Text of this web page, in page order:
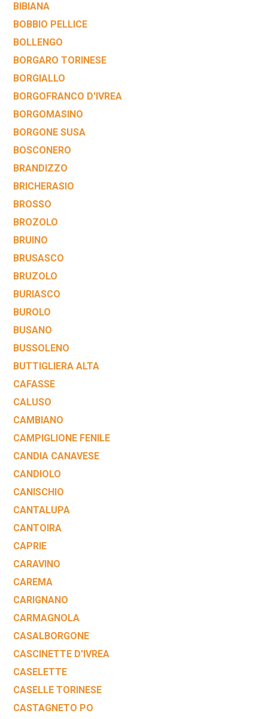
BIBIANA
BOBBIO PELLICE
BOLLENGO
BORGARO TORINESE
BORGIALLO
BORGOFRANCO D'IVREA
BORGOMASINO
BORGONE SUSA
BOSCONERO
BRANDIZZO
BRICHERASIO
BROSSO
BROZOLO
BRUINO
BRUSASCO
BRUZOLO
BURIASCO
BUROLO
BUSANO
BUSSOLENO
BUTTIGLIERA ALTA
CAFASSE
CALUSO
CAMBIANO
CAMPIGLIONE FENILE
CANDIA CANAVESE
CANDIOLO
CANISCHIO
CANTALUPA
CANTOIRA
CAPRIE
CARAVINO
CAREMA
CARIGNANO
CARMAGNOLA
CASALBORGONE
CASCINETTE D'IVREA
CASELETTE
CASELLE TORINESE
CASTAGNETO PO